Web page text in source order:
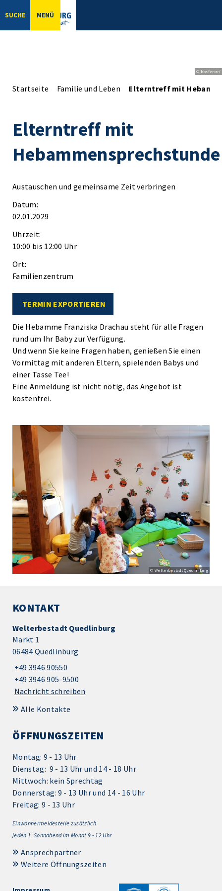
SUCHE MENÜ
© bbsferrari
Startseite Familie und Leben Elterntreff mit
Elterntreff mit
Hebammensprechstunde
Austauschen und gemeinsame Zeit verbringen
Datum:
02.01.2029
Uhrzeit:
10:00 bis 12:00 Uhr
Ort:
Familienzentrum
TERMIN EXPORTIEREN
Die Hebamme Franziska Drachau steht für alle Fragen
rund um Ihr Baby zur Verfügung.
Und wenn Sie keine Fragen haben, genießen Sie einen
Vormittag mit anderen Eltern, spielenden Babys und
einer Tasse Tee!
Eine Anmeldung ist nicht nötig, das Angebot ist
kostenfrei.
© Welterbestadt Quedlinburg
KONTAKT
Welterbestadt Quedlinburg
Markt 1
06484 Quedlinburg
+49 3946 90550
+49 3946 905-9500
Nachricht schreiben
Alle Kontakte
ÖFFNUNGSZEITEN
Montag: 9 - 13 Uhr
Dienstag: 9 - 13 Uhr und 14 - 18 Uhr
Mittwoch: kein Sprechtag
Donnerstag: 9 - 13 Uhr und 14 - 16 Uhr
Freitag: 9 - 13 Uhr
Einwohnermeldestelle zusätzlich
jeden 1. Sonnabend im Monat 9 - 12 Uhr
Ansprechpartner
Weitere Öffnungszeiten